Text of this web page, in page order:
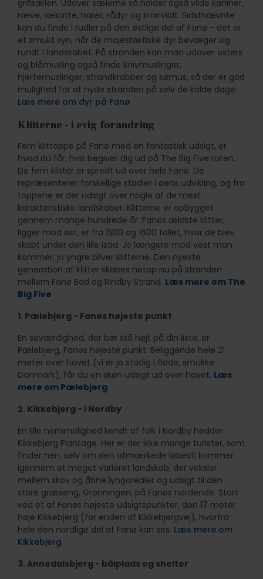
gråsælen. Udover sælerne så holder også vilde kaniner,
ræve, lækatte, harer, rådyr og kronvildt. Sidstnævnte
kan du finde i rudler på den østlige del af Fanø - det er
et smukt syn, når de majestætiske dyr bevæger sig
rundt i landskabet. På stranden kan man udover østers
og blåmusling også finde knivmuslinger,
hjertemuslinger, strandkrabber og sømus, så der er god
mulighed for at nyde stranden på selv de kolde dage.
Læs mere om dyr på Fanø
Klitterne - i evig forandring
Fem klittoppe på Fanø med en fantastisk udsigt, er
hvad du får, hvis begiver dig ud på The Big Five ruten.
De fem klitter er spredt ud over hele Fanø. De
repræsenterer forskellige stadier i øens udvikling, og fra
toppene er der udsigt over nogle af de mest
karakteristiske landskaber. Klitterne er opbygget
gennem mange hundrede år. Fanøs ældste klitter,
ligger mod øst, er fra 1500 og 1600 tallet, hvor de blev
skabt under den lille istid. Jo længere mod vest man
kommer, jo yngre bliver klitterne. Den nyeste
generation af klitter skabes netop nu på stranden
mellem Fanø Bad og Rindby Strand. Læs mere om The
Big Five
1. Pælebjerg - Fanøs højeste punkt
En seværdighed, der bør stå højt på din liste, er
Pælebjerg, Fanøs højeste punkt. Beliggende hele 21
meter over havet (vi er jo stadig i flade, smukke
Danmark), får du en skøn udsigt ud over havet. Læs
mere om Pælebjerg
2. Kikkebjerg - i Nordby
En lille hemmelighed kendt af folk i Nordby hedder
Kikkebjerg Plantage. Her er der ikke mange turister, som
finder hen, selv om den afmærkede løbesti kommer
igennem et meget varieret landskab, der veksler
mellem skov og åbne lyngarealer og udsigt til den
store græseng, Grønningen, på Fanøs nordende. Start
ved et af Fanøs højeste udsigtspunkter, den 17 meter
høje Kikkebjerg (for enden af Kikkebjergvej), hvorfra
hele den nordlige del af Fanø kan ses. Læs mere om
Kikkebjerg
3. Annedalsbjerg - bålplads og shelter